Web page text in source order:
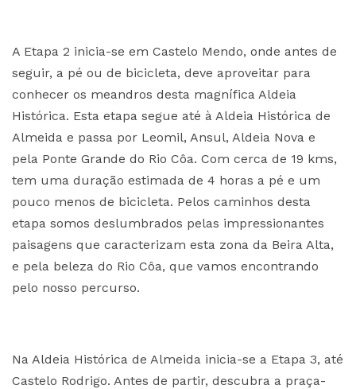
A Etapa 2 inicia-se em Castelo Mendo, onde antes de
seguir, a pé ou de bicicleta, deve aproveitar para
conhecer os meandros desta magnífica Aldeia
Histórica. Esta etapa segue até à Aldeia Histórica de
Almeida e passa por Leomil, Ansul, Aldeia Nova e
pela Ponte Grande do Rio Côa. Com cerca de 19 kms,
tem uma duração estimada de 4 horas a pé e um
pouco menos de bicicleta. Pelos caminhos desta
etapa somos deslumbrados pelas impressionantes
paisagens que caracterizam esta zona da Beira Alta,
e pela beleza do Rio Côa, que vamos encontrando
pelo nosso percurso.
Na Aldeia Histórica de Almeida inicia-se a Etapa 3, até
Castelo Rodrigo. Antes de partir, descubra a praça-